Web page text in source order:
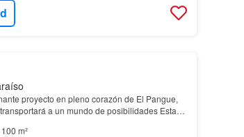
a un mundo de posibilidades Esta
material sólido, con…
100 m²